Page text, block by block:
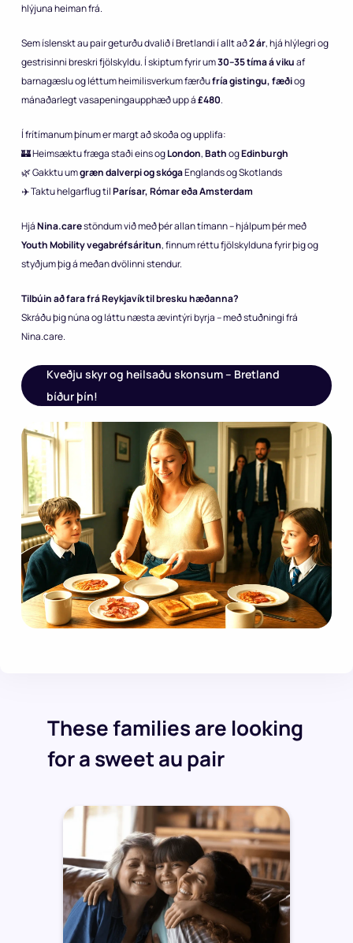
hlýjuna heiman frá.
Sem íslenskt au pair geturðu dvalið í Bretlandi í allt að2 ár, hjá hlýlegri og
gestrisinni breskri fjölskyldu. Í skiptum fyrir um30–35 tíma á vikuaf
barnagæslu og léttum heimilisverkum færðufría gistingu, fæðiog
mánaðarlegt vasapeningaupphæð upp á£480.
Í frítímanum þínum er margt að skoða og upplifa:
🏰 Heimsæktu fræga staði eins ogLondon,BathogEdinburgh
🌿 Gakktu umgræn dalverpi og skógaEnglands og Skotlands
✈️ Taktu helgarflug tilParísar, Rómar eða Amsterdam
HjáNina.carestöndum við með þér allan tímann – hjálpum þér með
Youth Mobility vegabréfsáritun, finnum réttu fjölskylduna fyrir þig og
styðjum þig á meðan dvölinni stendur.
Tilbúin að fara frá Reykjavík til bresku hæðanna?
Skráðu þig núna og láttu næsta ævintýri byrja – með stuðningi frá
Nina.care.
Kveðju skyr og heilsaðu skonsum – Bretland
bíður þín!
These families are looking
for a sweet au pair